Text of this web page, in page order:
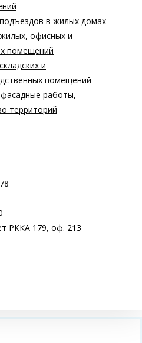
в жилых домах
офисных и
помещений
и
помещений
работы,
территорий
РККА 179, оф. 213